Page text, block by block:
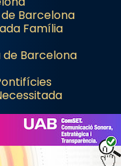
Barcelona
Família
Barcelona